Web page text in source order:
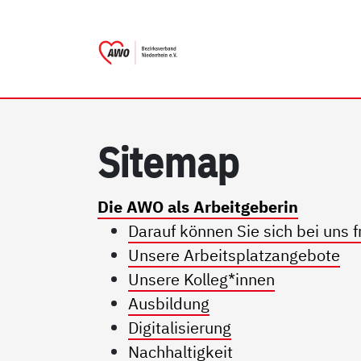
Si­te­map
Die AWO als Arbeitgeberin
Darauf können Sie sich bei uns
Unsere Arbeitsplatzangebote
Unsere Kolleg*innen
Ausbildung
Digitalisierung
Nachhaltigkeit